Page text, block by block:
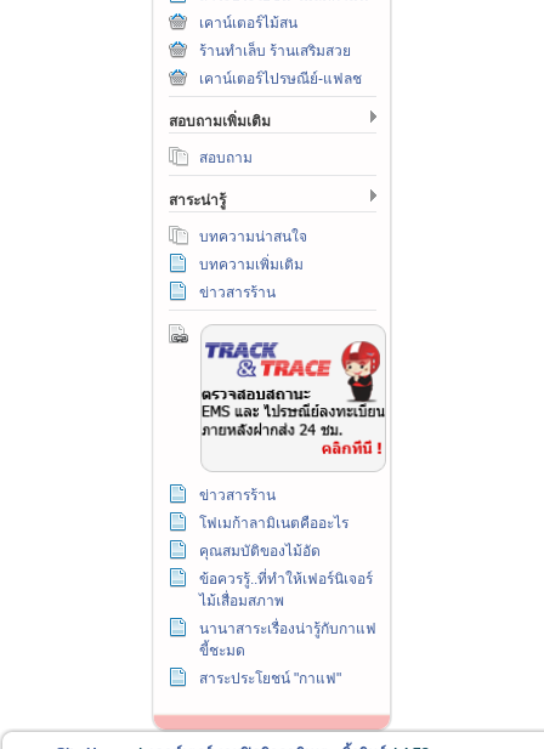
เคาน์เตอร์ไม้สน
ร้านทำเล็บ ร้านเสริมสวย
เคาน์เตอร์ไปรษณีย์-แฟลช
สอบถามเพิ่มเติม
สอบถาม
สาระน่ารู้
บทความน่าสนใจ
บทความเพิ่มเติม
ข่าวสารร้าน
ข่าวสารร้าน
โฟเมก้าลามิเนตคืออะไร
คุณสมบัติของไม้อัด
ข้อควรรู้..ที่ทำให้เฟอร์นิเจอร์
ไม้เสื่อมสภาพ
นานาสาระเรื่องน่ารู้กับกาแฟ
ขี้ชะมด
สาระประโยชน์ "กาแฟ"